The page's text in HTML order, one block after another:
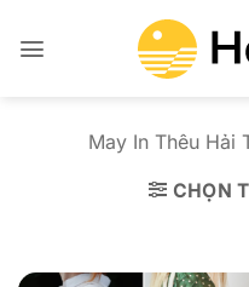
qua
May In Thêu Hải
CHỌN